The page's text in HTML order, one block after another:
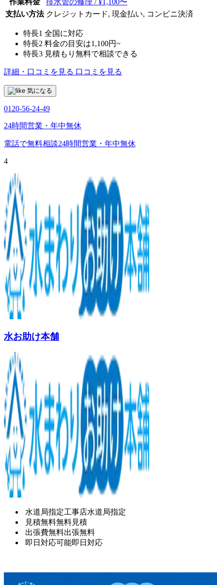
作業料金
排水管の修理 / ¥1,100〜
支払い方法 クレジットカード, 現金払い, コンビニ決済
特長1 全国に対応
特長2 料金の目安は1,100円~
特長3 見積もり無料で相談できる
詳細・口コミを見る 口コミを見る
気になる
0120-56-24-49
24時間営業・年中無休
電話で無料相談24時間営業・年中無休
4
水お助け本舗
水道局指定工事店水道局指定
見積無料無料見積
出張費無料出張無料
即日対応可能即日対応